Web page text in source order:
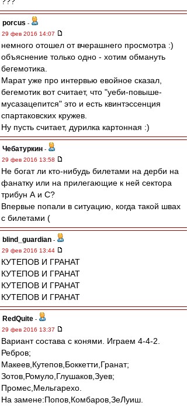
porcus -
29 фев 2016 14:07
немного отошел от вчерашнего просмотра :)
объяснение только одно - хотим обмануть
бегемотика.
Марат уже про интервью евойное сказал,
бегемотик вот считает, что "уеби-повыше-
мусазацепится" это и есть квинтэссенция
спартаковских кружев.
Ну пусть считает, дурилка картонная :)
Чебатуркин -
29 фев 2016 13:58
Не богат ли кто-нибудь билетами на дерби на
фанатку или на прилегающие к ней сектора
трибун А и С?
Впервые попали в ситуацию, когда такой швах
с билетами (
blind_guardian -
29 фев 2016 13:44
КУТЕПОВ И ГРАНАТ
КУТЕПОВ И ГРАНАТ
КУТЕПОВ И ГРАНАТ
КУТЕПОВ И ГРАНАТ
RedQuite -
29 фев 2016 13:37
Вариант состава с конями. Играем 4-4-2.
Ребров;
Макеев,Кутепов,Боккетти,Гранат;
Зотов,Ромуло,Глушаков,Зуев;
Промес,Мельгарехо.
На замене:Попов,Комбаров,ЗеЛуиш.